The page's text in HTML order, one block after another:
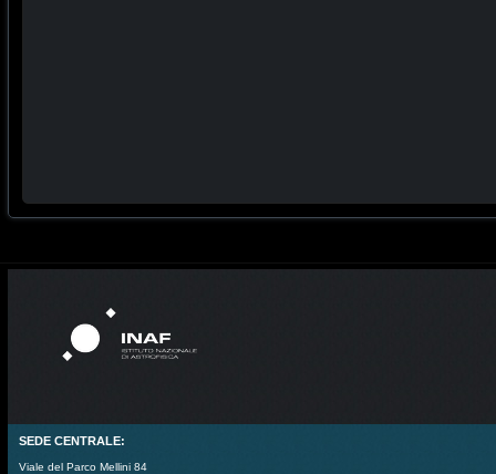
SEDE CENTRALE:
Viale del Parco Mellini 84